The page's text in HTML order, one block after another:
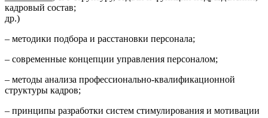
кадровый состав;
др.)
– методики подбора и расстановки персонала;
– современные концепции управления персоналом;
– методы анализа профессионально-квалификационной
структуры кадров;
– принципы разработки систем стимулирования и мотивации